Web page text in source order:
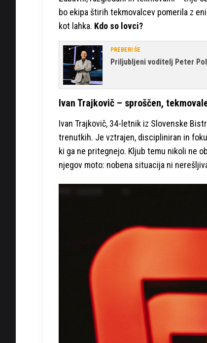
bo ekipa štirih tekmovalcev pomerila z
kot lahka. Kdo so lovci?
PREBERI ŠE
Priljubljeni voditelj Peter
Ivan Trajkovič – sproščen,
Ivan Trajkovič, 34-letnik iz Slovenske
trenutkih. Je vztrajen, discipliniran in
ki ga ne pritegnejo. Kljub temu nikoli ne
njegov moto: nobena situacija ni